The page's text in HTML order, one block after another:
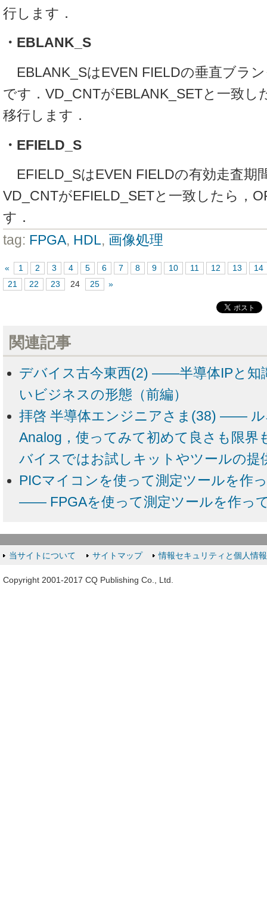
行します．
・EBLANK_S
EBLANK_SはEVEN FIELDの垂直ブラ
です．VD_CNTがEBLANK_SETと一致し
移行します．
・EFIELD_S
EFIELD_SはEVEN FIELDの有効走査期
VD_CNTがEFIELD_SETと一致したら，
す．
tag: FPGA, HDL, 画像処理
« 1 2 3 4 5 6 7 8 9 10 11 12 13
14
21
22 23 24 25 »
関連記事
デバイス古今東西(2) ――半導体IPと知
いビジネスの形態（前編）
拝啓 半導体エンジニアさま(38) ―― ル
Analog，使ってみて初めて良さも限界
バイスではお試しキットやツールの提
PICマイコンを使って測定ツールを作
―― FPGAを使って測定ツールを作っ
当サイトについて サイトマップ 情報セキュリティと個人情
Copyright 2001-2017 CQ Publishing Co., Ltd.